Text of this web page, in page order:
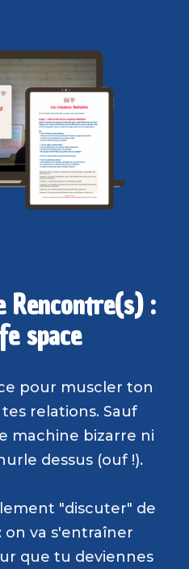
Rencontre(s) :
space
pour muscler ton
relations. Sauf
machine bizarre ni
dessus (ouf !).
"discuter" de
on va s'entraîner
que tu deviennes